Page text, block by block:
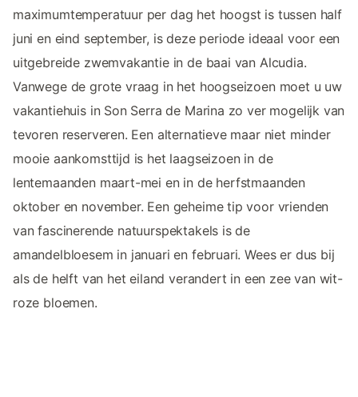
maximumtemperatuur per dag het hoogst is tussen half
juni en eind september, is deze periode ideaal voor een
uitgebreide zwemvakantie in de baai van Alcudia.
Vanwege de grote vraag in het hoogseizoen moet u uw
vakantiehuis in Son Serra de Marina zo ver mogelijk van
tevoren reserveren. Een alternatieve maar niet minder
mooie aankomsttijd is het laagseizoen in de
lentemaanden maart-mei en in de herfstmaanden
oktober en november. Een geheime tip voor vrienden
van fascinerende natuurspektakels is de
amandelbloesem in januari en februari. Wees er dus bij
als de helft van het eiland verandert in een zee van wit-
roze bloemen.